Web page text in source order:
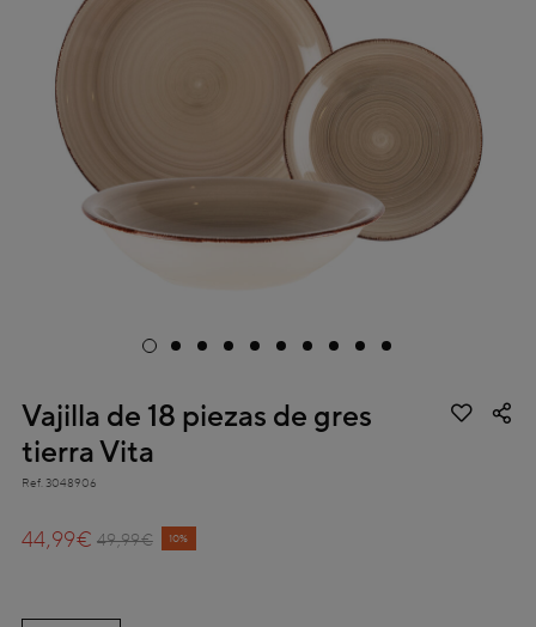
Vajilla de 18 piezas de gres
tierra Vita
Ref. 3048906
Price reduced from
49,99€
to 10%
44,99€